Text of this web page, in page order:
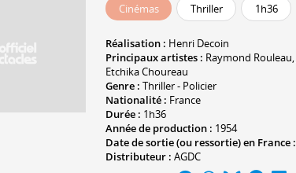
Cinémas Thriller 1h36
Réalisation : Henri Decoin
Principaux artistes : Raymond Rouleau,
Etchika Choureau
Genre : Thriller - Policier
Nationalité : France
Durée : 1h36
Année de production : 1954
Date de sortie (ou ressortie) en France :
Distributeur : AGDC